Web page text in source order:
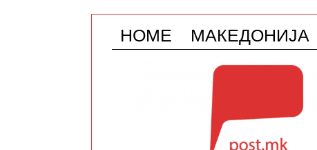
HOME МАКЕДОНИЈА